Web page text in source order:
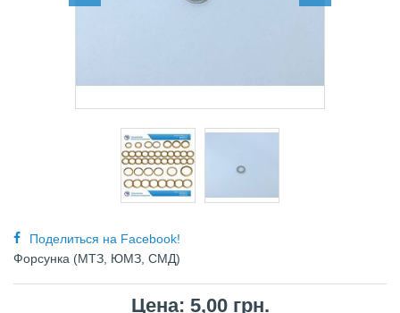
Поделиться на Facebook!
Форсунка (МТЗ, ЮМЗ, СМД)
Цена: 5,00 грн.